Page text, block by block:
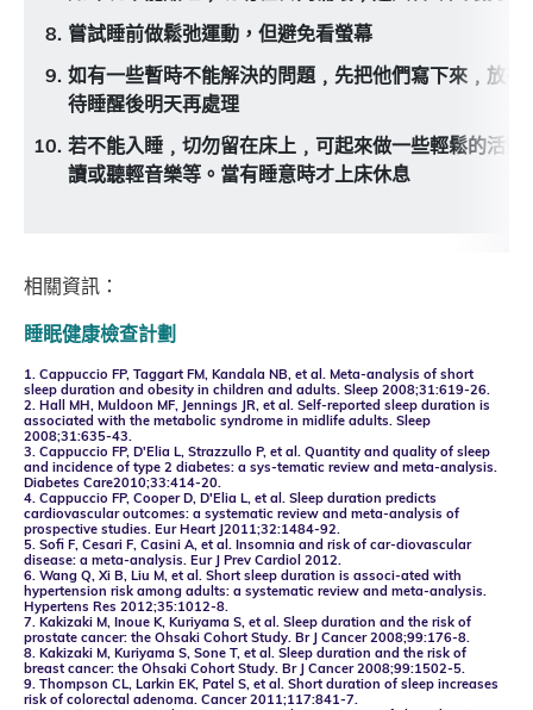
嘗試睡前做鬆弛運動，但避免看螢幕
如有一些暫時不能解決的問題﹐先把他們寫下來﹐放在
待睡醒後明天再處理
若不能入睡﹐切勿留在床上﹐可起來做一些輕鬆的活動
讀或聽輕音樂等。當有睡意時才上床休息
相關資訊：
睡眠健康檢查計劃
1. Cappuccio FP, Taggart FM, Kandala NB, et al. Meta-analysis of short
sleep duration and obesity in children and adults. Sleep 2008;31:619-26.
2. Hall MH, Muldoon MF, Jennings JR, et al. Self-reported sleep duration is
associated with the metabolic syndrome in midlife adults. Sleep
2008;31:635-43.
3. Cappuccio FP, D'Elia L, Strazzullo P, et al. Quantity and quality of sleep
and incidence of type 2 diabetes: a sys-tematic review and meta-analysis.
Diabetes Care2010;33:414-20.
4. Cappuccio FP, Cooper D, D'Elia L, et al. Sleep duration predicts
cardiovascular outcomes: a systematic review and meta-analysis of
prospective studies. Eur Heart J2011;32:1484-92.
5. Sofi F, Cesari F, Casini A, et al. Insomnia and risk of car-diovascular
disease: a meta-analysis. Eur J Prev Cardiol 2012.
6. Wang Q, Xi B, Liu M, et al. Short sleep duration is associ-ated with
hypertension risk among adults: a systematic review and meta-analysis.
Hypertens Res 2012;35:1012-8.
7. Kakizaki M, Inoue K, Kuriyama S, et al. Sleep duration and the risk of
prostate cancer: the Ohsaki Cohort Study. Br J Cancer 2008;99:176-8.
8. Kakizaki M, Kuriyama S, Sone T, et al. Sleep duration and the risk of
breast cancer: the Ohsaki Cohort Study. Br J Cancer 2008;99:1502-5.
9. Thompson CL, Larkin EK, Patel S, et al. Short duration of sleep increases
risk of colorectal adenoma. Cancer 2011;117:841-7.